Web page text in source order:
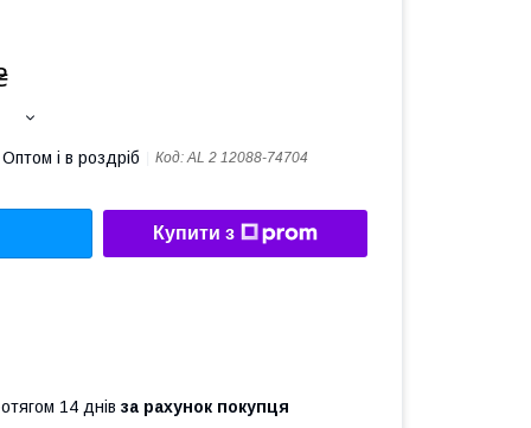
Оптом і в роздріб Код:AL 2 12088-74704
Купити з
14 днів за рахунок покупця